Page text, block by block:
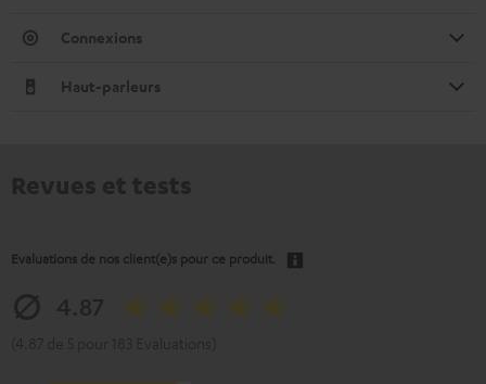
Connexions
Haut-parleurs
Evaluations de nos client(e)s pour ce produit.